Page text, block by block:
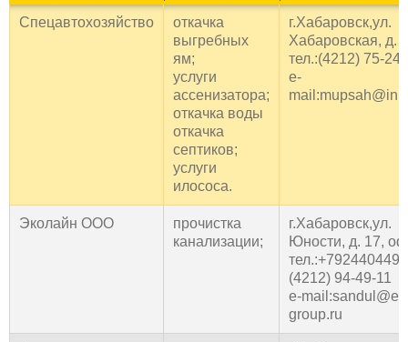
Спецавтохозяйство
откачка
выгребных
ям;
услуги
ассенизатора;
откачка воды
откачка
септиков;
услуги
илососа.
г.Хабаровск,ул.
Хабаровская, д.
тел.:(4212) 75-
e-
Эколайн ООО
прочистка
канализации;
г.Хабаровск,ул.
Юности, д. 17,
(4212) 94-49-11
e-
group.ru